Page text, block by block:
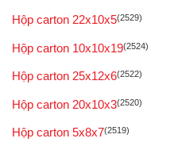
Hộp carton 22x10x5(2529)
Hộp carton 10x10x19(2524)
Hộp carton 25x12x6(2522)
Hộp carton 20x10x3(2520)
Hộp carton 5x8x7(2519)